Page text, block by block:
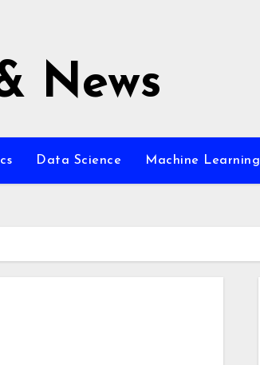
News
Data Science Machine Learning